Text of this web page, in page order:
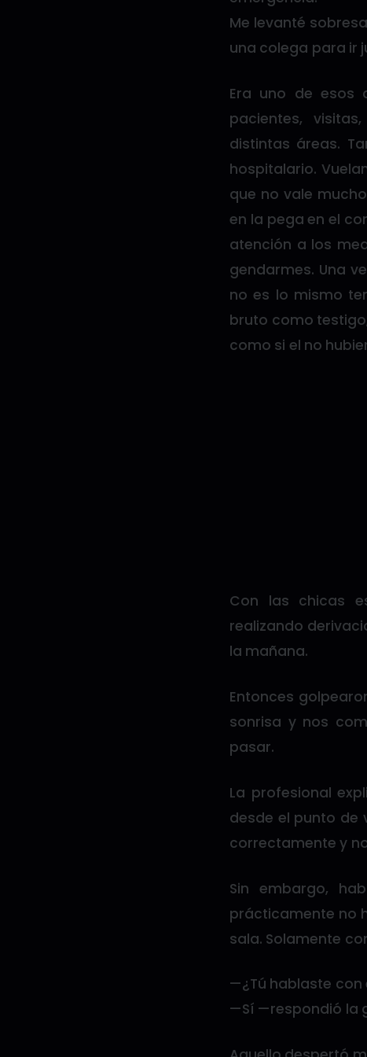
Me levanté
una colega para ir
Era uno de esos
pacientes,
distintas áreas.
hospitalario.
que no vale
en la pega en el
atención a los
gendarmes. Una
no es lo mismo
bruto como
como si el no
Con las chicas
realizando
la mañana.
Entonces
sonrisa y nos
pasar.
La profesional
desde el punto de
correctamente y
Sin embargo,
prácticamente no
sala. Solamente
—¿Tú hablaste
—Sí —respondió la